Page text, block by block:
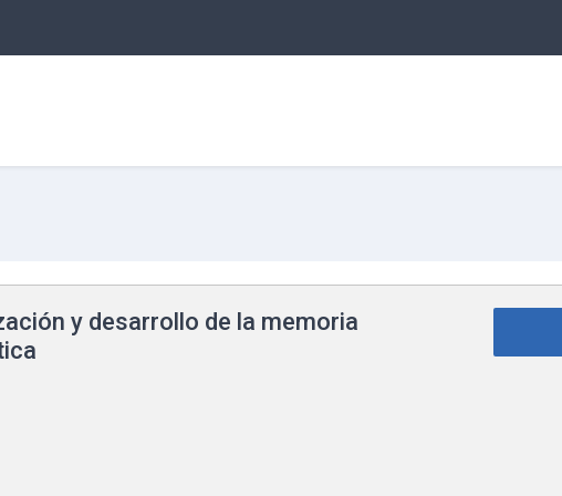
y desarrollo de la memoria